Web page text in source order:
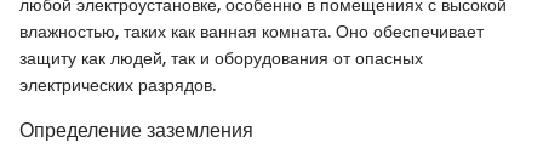
влажностью, таких как ванная комната. Оно обеспечивает
защиту как людей, так и оборудования от опасных
электрических разрядов.
Определение заземления